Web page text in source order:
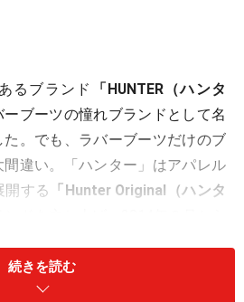
るブランド
「HUNTER（ハンタ
ブーツの憧れブランドとして名
。でも、ラバーブーツだけのブ
違い。「ハンター」はアパレル
開する 「Hunter Original（ハンタ
加しています。この９月にはデビ
年春夏コレクションをロンド
続きを読む